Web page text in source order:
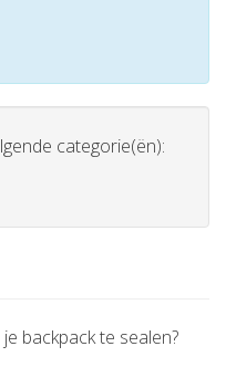
categorie(ën):
backpack te sealen?